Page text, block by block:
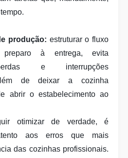
produção: estruturar o fluxo
à entrega, evita
e interrupções
de deixar a cozinha
abrir o estabelecimento ao
otimizar de verdade, é
aos erros que mais
das cozinhas profissionais.